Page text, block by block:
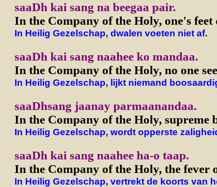
saaDh kai sang na beegaa pair.
In the Company of the Holy, one's feet
In Heilig Gezelschap, dwalen voeten niet af.
saaDh kai sang naahee ko mandaa.
In the Company of the Holy, no one
In Heilig Gezelschap, lijkt niemand
saaDhsang jaanay parmaanandaa.
In the Company of the Holy, supreme
In Heilig Gezelschap, wordt opperste
saaDh kai sang naahee ha-o taap.
In the Company of the Holy, the fever
In Heilig Gezelschap, vertrekt de koorts van